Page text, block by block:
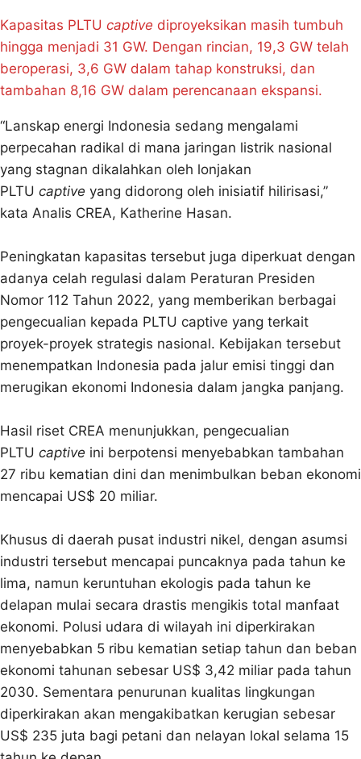
Kapasitas PLTU captive diproyeksikan masih tumbuh
hingga menjadi 31 GW. Dengan rincian, 19,3 GW telah
beroperasi, 3,6 GW dalam tahap konstruksi, dan
tambahan 8,16 GW dalam perencanaan ekspansi.
“Lanskap energi Indonesia sedang mengalami
perpecahan radikal di mana jaringan listrik nasional
yang stagnan dikalahkan oleh lonjakan
PLTU captive yang didorong oleh inisiatif hilirisasi,”
kata Analis CREA, Katherine Hasan.
Peningkatan kapasitas tersebut juga diperkuat dengan
adanya celah regulasi dalam Peraturan Presiden
Nomor 112 Tahun 2022, yang memberikan berbagai
pengecualian kepada PLTU captive yang terkait
proyek-proyek strategis nasional. Kebijakan tersebut
menempatkan Indonesia pada jalur emisi tinggi dan
merugikan ekonomi Indonesia dalam jangka panjang.
Hasil riset CREA menunjukkan, pengecualian
PLTU captive ini berpotensi menyebabkan tambahan
27 ribu kematian dini dan menimbulkan beban ekonomi
mencapai US$ 20 miliar.
Khusus di daerah pusat industri nikel, dengan asumsi
industri tersebut mencapai puncaknya pada tahun ke
lima, namun keruntuhan ekologis pada tahun ke
delapan mulai secara drastis mengikis total manfaat
ekonomi. Polusi udara di wilayah ini diperkirakan
menyebabkan 5 ribu kematian setiap tahun dan beban
ekonomi tahunan sebesar US$ 3,42 miliar pada tahun
2030. Sementara penurunan kualitas lingkungan
diperkirakan akan mengakibatkan kerugian sebesar
US$ 235 juta bagi petani dan nelayan lokal selama 15